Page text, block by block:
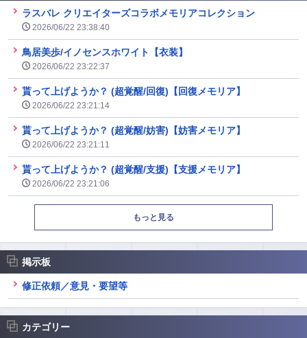
ラスバレ クリエイターズコラボメモリアコレクション
2026/06/22 23:38:40
鳥居美歩/イノセンスホワイト【衣装】
2026/06/22 23:22:37
貰って上げようか？ (超覚醒/回復)【回復メモリア】
2026/06/22 23:21:14
貰って上げようか？ (超覚醒/妨害)【妨害メモリア】
2026/06/22 23:21:11
貰って上げようか？ (超覚醒/支援)【支援メモリア】
2026/06/22 23:21:06
もっと見る
掲示板
修正依頼／意見・要望等
カテゴリー